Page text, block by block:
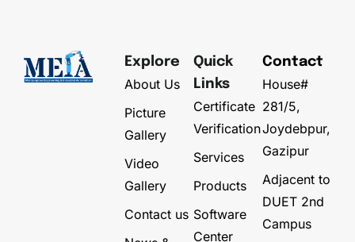
Explore
About Us
Picture
Gallery
Video
Gallery
Contact us
Quick
Links
Certificate
Verification
Services
Products
Software
Center
Contact
House#
281/5,
Joydebpur,
Gazipur
Adjacent to
DUET 2nd
Campus